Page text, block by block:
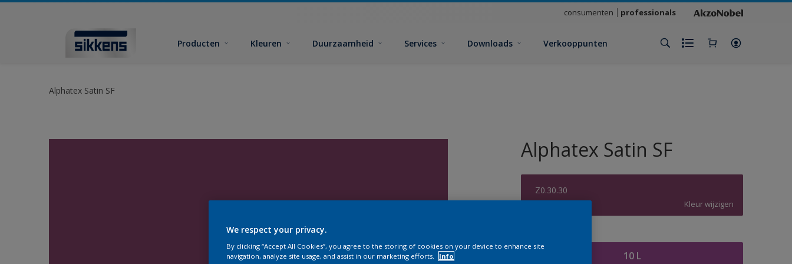
consumenten professionals
Producten Kleuren Duurzaamheid Services Downloads Verkooppunten
Alphatex Satin SF
Alphatex Satin SF
Z0.30.30
Kleur wijzigen
10 L
We respect your privacy.
By clicking “Accept All Cookies”, you agree to the storing of cookies on your device to enhance site
navigation, analyze site usage, and assist in our marketing efforts.
Info